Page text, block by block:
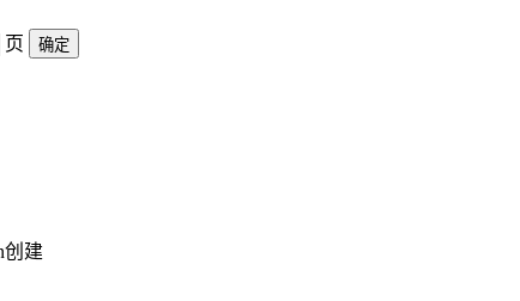
页 确定
创建